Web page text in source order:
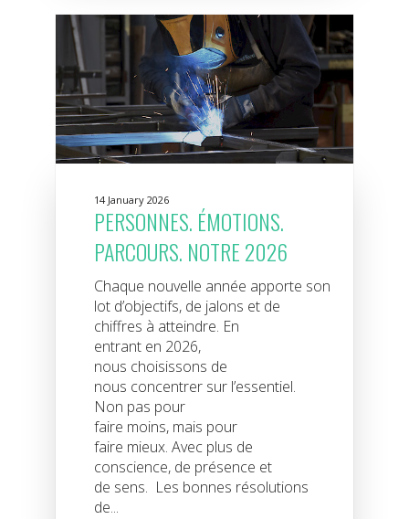
14 January 2026
PERSONNES. ÉMOTIONS.
PARCOURS. NOTRE 2026
Chaque nouvelle année apporte son
lot d’objectifs, de jalons et de
chiffres à atteindre. En
entrant en 2026,
nous choisissons de
nous concentrer sur l’essentiel.
Non pas pour
faire moins, mais pour
faire mieux. Avec plus de
conscience, de présence et
de sens. Les bonnes résolutions
de...